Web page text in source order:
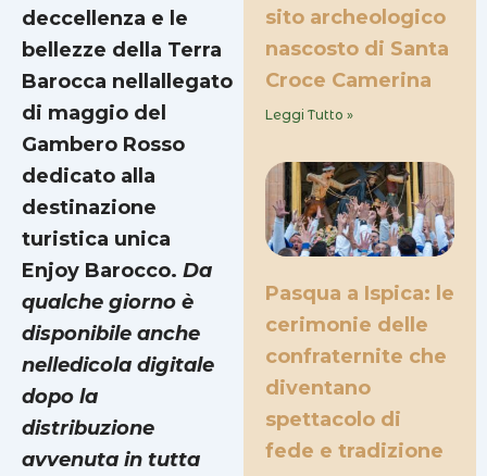
deccellenza e le
bellezze della Terra
Barocca nellallegato
di maggio del
Gambero Rosso
dedicato alla
destinazione
turistica unica
Enjoy Barocco. Da
qualche giorno è
disponibile anche
nelledicola digitale
dopo la
distribuzione
avvenuta in tutta
sito archeologico
nascosto di Santa
Croce Camerina
Leggi Tutto »
Pasqua a Ispica: le
cerimonie delle
confraternite che
diventano
spettacolo di
fede e tradizione